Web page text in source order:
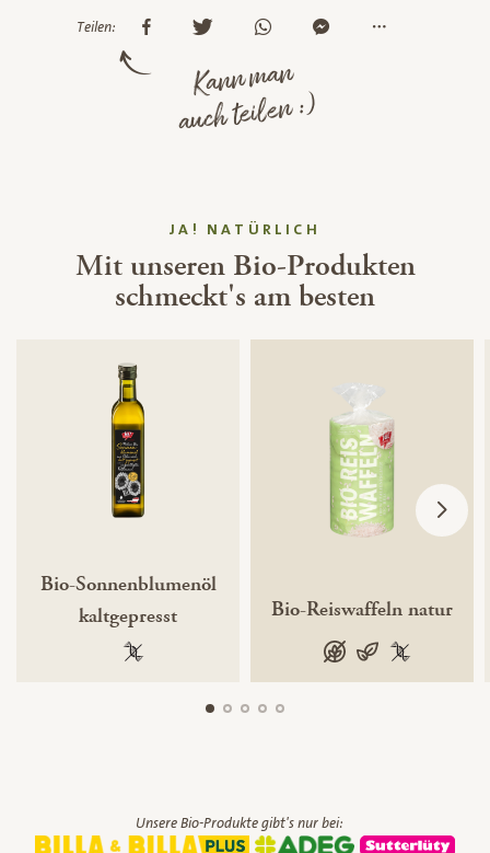
Teilen:
Kann man
auch teilen :)
JA! NATÜRLICH
Mit unseren Bio-Produkten
schmeckt's am besten
Bio-Sonnenblumenöl
kaltgepresst
100 % gentechnikfrei
Bio-Reiswaffeln natur
glutenfrei
vegan100 %
Unsere Bio-Produkte gibt's nur bei: